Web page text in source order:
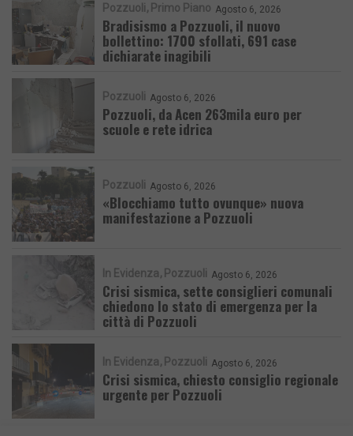
Pozzuoli Primo Piano Agosto 6, 2026
Bradisismo a Pozzuoli, il nuovo
bollettino: 1700 sfollati, 691 case
dichiarate inagibili
Pozzuoli Agosto 6, 2026
Pozzuoli, da Acen 263mila euro per
scuole e rete idrica
Pozzuoli Agosto 6, 2026
«Blocchiamo tutto ovunque» nuova
manifestazione a Pozzuoli
In Evidenza Pozzuoli Agosto 6, 2026
Crisi sismica, sette consiglieri comunali
chiedono lo stato di emergenza per la
città di Pozzuoli
In Evidenza Pozzuoli Agosto 6, 2026
Crisi sismica, chiesto consiglio regionale
urgente per Pozzuoli